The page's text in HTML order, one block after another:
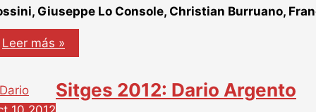
Giuseppe Lo Console, Christian Burruano,
Argento’s
Dracula
Leer más »
Sitges 2012: Dario Argento